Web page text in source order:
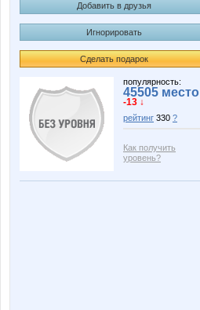
Добавить в друзья
Игнорировать
Сделать подарок
популярность:
45505 место
-13 ↓
рейтинг 330 ?
Как получить
уровень?